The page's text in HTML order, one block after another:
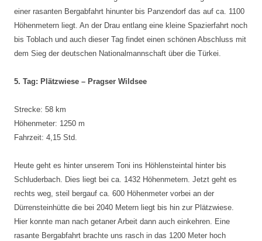
einer rasanten Bergabfahrt hinunter bis Panzendorf das auf ca. 1100
Höhenmetern liegt. An der Drau entlang eine kleine Spazierfahrt noch
bis Toblach und auch dieser Tag findet einen schönen Abschluss mit
dem Sieg der deutschen Nationalmannschaft über die Türkei.
5. Tag: Plätzwiese – Pragser Wildsee
Strecke: 58 km
Höhenmeter: 1250 m
Fahrzeit: 4,15 Std.
Heute geht es hinter unserem Toni ins Höhlensteintal hinter bis
Schluderbach. Dies liegt bei ca. 1432 Höhenmetern. Jetzt geht es
rechts weg, steil bergauf ca. 600 Höhenmeter vorbei an der
Dürrensteinhütte die bei 2040 Metern liegt bis hin zur Plätzwiese.
Hier konnte man nach getaner Arbeit dann auch einkehren. Eine
rasante Bergabfahrt brachte uns rasch in das 1200 Meter hoch